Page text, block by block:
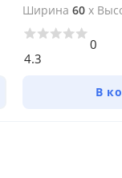
Ширина 60 x
4.3
0
В